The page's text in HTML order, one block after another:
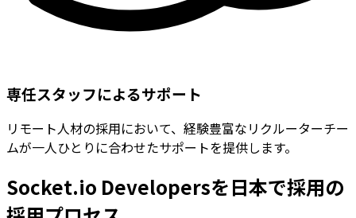
専任スタッフによるサポート
リモート人材の採用において、経験豊富なリクルーターチー
ムが一人ひとりに合わせたサポートを提供します。
Socket.io Developersを日本で採用の